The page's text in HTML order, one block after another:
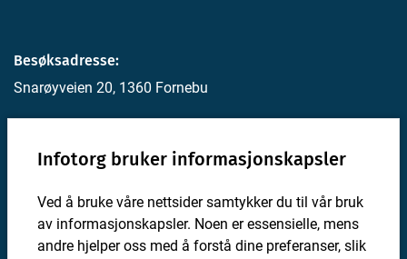
Besøksadresse:
Snarøyveien 20, 1360 Fornebu
Postboks 4, 1330 Fornebu
For utviklere
Personvernerklæring
Infotorg bruker informasjonskapsler
Ved å bruke våre nettsider samtykker du til vår bruk
av informasjonskapsler. Noen er essensielle, mens
andre hjelper oss med å forstå dine preferanser, slik